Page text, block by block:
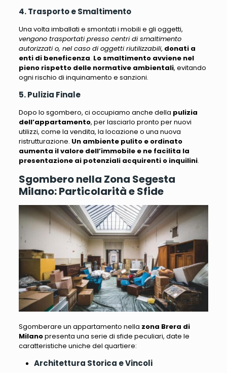
4. Trasporto e Smaltimento
Una volta imballati e smontati i mobili e gli oggetti,
vengono trasportati presso centri di smaltimento
autorizzati o, nel caso di oggetti riutilizzabili, donati a
enti di beneficenza. Lo smaltimento avviene nel
pieno rispetto delle normative ambientali, evitando
ogni rischio di inquinamento e sanzioni.
5. Pulizia Finale
Dopo lo sgombero, ci occupiamo anche della pulizia
dell’appartamento, per lasciarlo pronto per nuovi
utilizzi, come la vendita, la locazione o una nuova
ristrutturazione. Un ambiente pulito e ordinato
aumenta il valore dell’immobile e ne facilita la
presentazione ai potenziali acquirenti o inquilini.
Sgombero nella Zona Segesta
Milano: Particolarità e Sfide
Sgomberare un appartamento nella zona Brera di
Milanopresenta una serie di sfide peculiari, date le
caratteristiche uniche del quartiere:
Architettura Storica e Vincoli